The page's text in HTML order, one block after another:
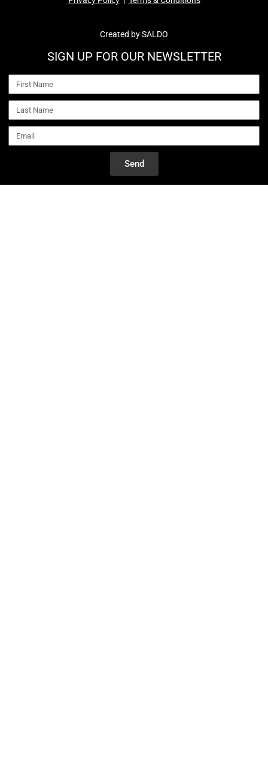
Created bySALDO
SIGN UP FOR OUR NEWSLETTER
Send